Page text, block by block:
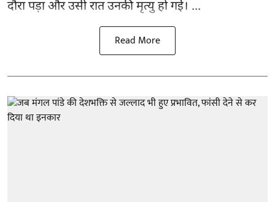
दौरा पड़ा और उसी रात उनकी मृत्यु हो गई। ...
Read More